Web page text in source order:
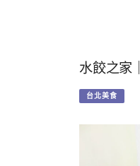
水餃之家
台北美食